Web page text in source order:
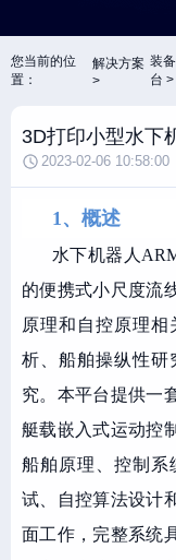
您当前的位
置：
解决方案 装
台
3D打印小型水下
2023-02-06 10:58:00
1、概述
水下机器人
的便携式小尺度流
原理和自控原理
析、船舶操纵性研
究。本平台提供一
艇载嵌入式运动控
船舶原理、控制系
试、自控算法设计
面工作，完整系统